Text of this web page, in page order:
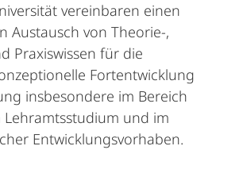
vereinbaren einen
Austausch von Theorie-,
Praxiswissen für die
Fortentwicklung
insbesondere im Bereich
Lehramtsstudium und im
Entwicklungsvorhaben.